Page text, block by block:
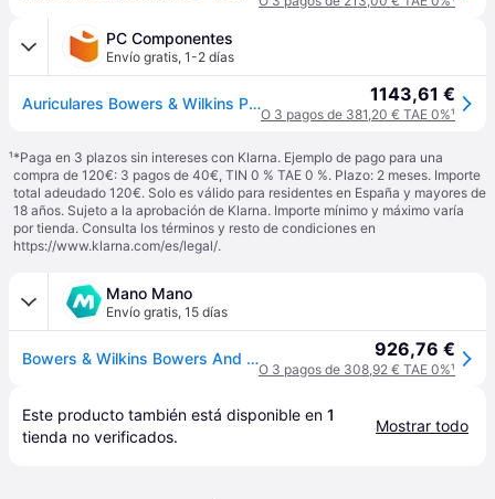
PC Componentes
Envío gratis, 1-2 días
Auriculares Bowers & Wilkins PX8 S2 inalámbricos Bluetooth con Cancelación de Ruido y micrófono, color negro ónix 1143,61 €
O 3 pagos de 381,20 € TAE 0%¹
¹*Paga en 3 plazos sin intereses con Klarna. Ejemplo de pago para una
compra de 120€: 3 pagos de 40€, TIN 0 % TAE 0 %. Plazo: 2 meses. Importe
total adeudado 120€. Solo es válido para residentes en España y mayores de
18 años. Sujeto a la aprobación de Klarna. Importe mínimo y máximo varía
por tienda. Consulta los términos y resto de condiciones en
https://www.klarna.com/es/legal/.
Mano Mano
Envío gratis, 15 días
Bowers & Wilkins Bowers And Wilkins Auriculares Inalambricos Px8 S2 Onyx Black (fp45365) 926,76 €
O 3 pagos de 308,92 € TAE 0%¹
Este producto también está disponible en 1
tienda no verificados.
Mostrar todo